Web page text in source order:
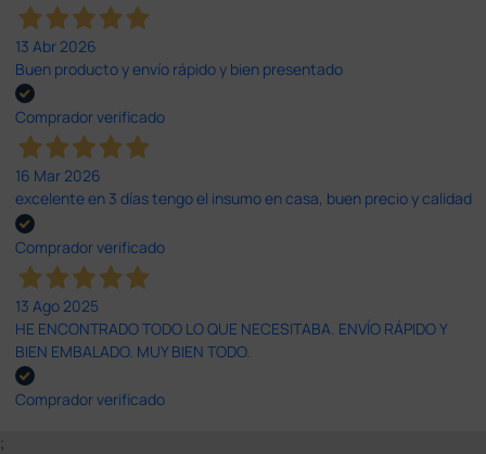
13 Abr 2026
Buen producto y envío rápido y bien presentado
Comprador verificado
16 Mar 2026
excelente en 3 días tengo el insumo en casa, buen precio y calidad
Comprador verificado
13 Ago 2025
HE ENCONTRADO TODO LO QUE NECESITABA. ENVÍO RÁPIDO Y
BIEN EMBALADO. MUY BIEN TODO.
Comprador verificado
;